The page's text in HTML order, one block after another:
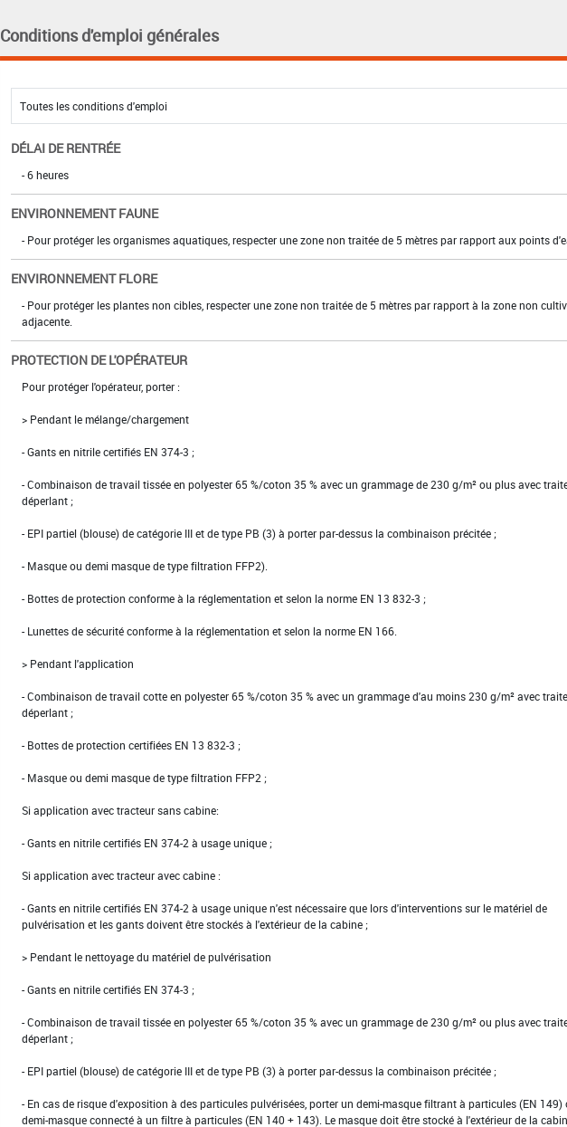
Conditions d'emploi générales
DÉLAI DE RENTRÉE
- 6 heures
ENVIRONNEMENT FAUNE
- Pour protéger les organismes aquatiques, respecter une zone non traitée de 5 mètres par rapport aux points
ENVIRONNEMENT FLORE
- Pour protéger les plantes non cibles, respecter une zone non traitée de 5 mètres par rapport à la zone non
adjacente.
PROTECTION DE L'OPÉRATEUR
Pour protéger l'opérateur, porter :
> Pendant le mélange/chargement
- Gants en nitrile certifiés EN 374-3 ;
- Combinaison de travail tissée en polyester 65 %/coton 35 % avec un grammage de 230 g/m² ou plus avec
déperlant ;
- EPI partiel (blouse) de catégorie III et de type PB (3) à porter par-dessus la combinaison précitée ;
- Masque ou demi masque de type filtration FFP2).
- Bottes de protection conforme à la réglementation et selon la norme EN 13 832-3 ;
- Lunettes de sécurité conforme à la réglementation et selon la norme EN 166.
> Pendant l'application
- Combinaison de travail cotte en polyester 65 %/coton 35 % avec un grammage d'au moins 230 g/m² avec
déperlant ;
- Bottes de protection certifiées EN 13 832-3 ;
- Masque ou demi masque de type filtration FFP2 ;
Si application avec tracteur sans cabine:
- Gants en nitrile certifiés EN 374-2 à usage unique ;
Si application avec tracteur avec cabine :
- Gants en nitrile certifiés EN 374-2 à usage unique n'est nécessaire que lors d'interventions sur le matériel de
pulvérisation et les gants doivent être stockés à l'extérieur de la cabine ;
> Pendant le nettoyage du matériel de pulvérisation
- Gants en nitrile certifiés EN 374-3 ;
- Combinaison de travail tissée en polyester 65 %/coton 35 % avec un grammage de 230 g/m² ou plus avec
déperlant ;
- EPI partiel (blouse) de catégorie III et de type PB (3) à porter par-dessus la combinaison précitée ;
- En cas de risque d'exposition à des particules pulvérisées, porter un demi-masque filtrant à particules (EN 149)
demi-masque connecté à un filtre à particules (EN 140 + 143). Le masque doit être stocké à l'extérieur de la